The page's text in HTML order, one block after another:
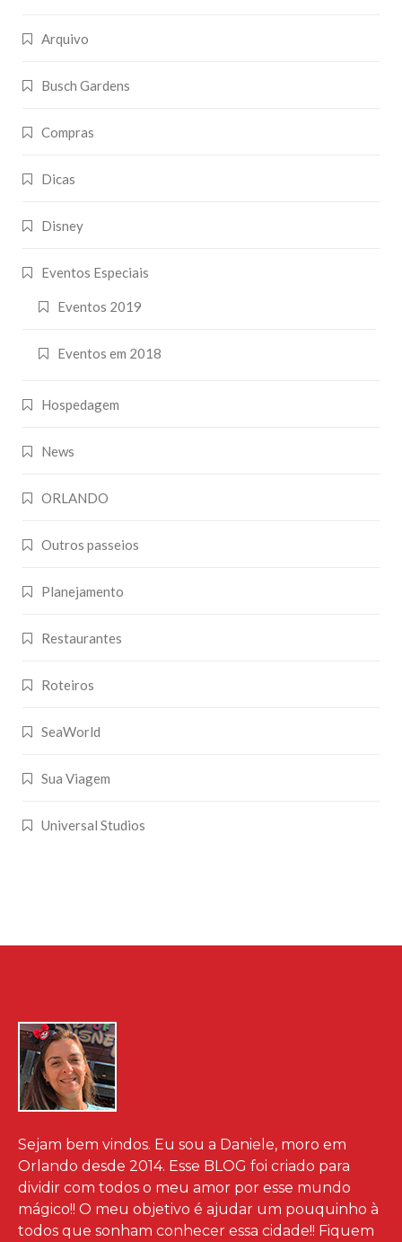
Arquivo
Busch Gardens
Compras
Dicas
Disney
Eventos Especiais
Eventos 2019
Eventos em 2018
Hospedagem
News
ORLANDO
Outros passeios
Planejamento
Restaurantes
Roteiros
SeaWorld
Sua Viagem
Universal Studios
Sejam bem vindos. Eu sou a Daniele, moro em
Orlando desde 2014. Esse BLOG foi criado para
dividir com todos o meu amor por esse mundo
mágico!! O meu objetivo é ajudar um pouquinho à
todos que sonham conhecer essa cidade!! Fiquem